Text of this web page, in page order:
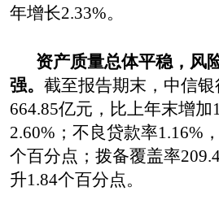
年增长2.33%。
资产质量总体平稳， 风
强。 截至报告期末， 中信银
664.85亿元，比上年末增加
2.60% ；不良贷款率1.16%
个百分点；拨备覆盖率
升1.84个百分点。